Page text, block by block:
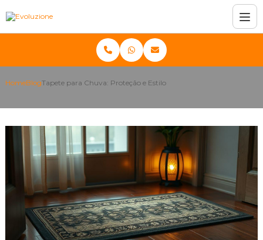
HomeBlogTapete para Chuva: Proteção e Estilo